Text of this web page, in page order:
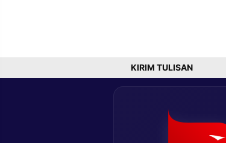
KIRIM TULISAN